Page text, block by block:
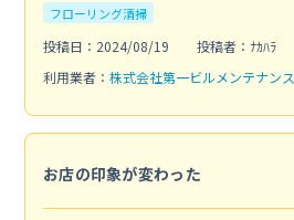
フローリング清掃
投稿日：2024/08/19
投稿者：ﾅｶﾊﾗ
利用業者： 株式会社第一ビルメンテナンス
お店の印象が変わった